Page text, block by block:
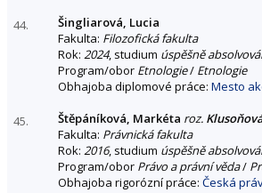
44.
Šingliarová, Lucia
Fakulta: Filozofická fakulta
Rok: 2024, studium úspěšně
Program/obor Etnologie/ Etnologie
Obhajoba diplomové práce: Mesto
45. Štěpáníková, Markéta roz.
Fakulta: Právnická fakulta
Rok: 2016, studium úspěšně
Program/obor Právo a právní věda/
Obhajoba rigorózní práce: Česká